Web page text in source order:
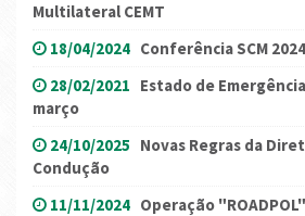
Multilateral CEMT
18/04/2024 Conferência SCM 2024
28/02/2021 Estado de
março
24/10/2025 Novas Regras da
Condução
11/11/2024 Operação